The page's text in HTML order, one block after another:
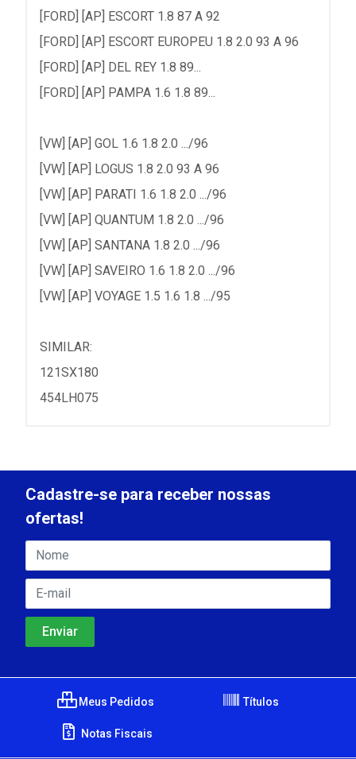
[FORD] [AP] ESCORT 1.8 87 A 92
[FORD] [AP] ESCORT EUROPEU 1.8 2.0 93 A 96
[FORD] [AP] DEL REY 1.8 89...
[FORD] [AP] PAMPA 1.6 1.8 89...
[VW] [AP] GOL 1.6 1.8 2.0 .../96
[VW] [AP] LOGUS 1.8 2.0 93 A 96
[VW] [AP] PARATI 1.6 1.8 2.0 .../96
[VW] [AP] QUANTUM 1.8 2.0 .../96
[VW] [AP] SANTANA 1.8 2.0 .../96
[VW] [AP] SAVEIRO 1.6 1.8 2.0 .../96
[VW] [AP] VOYAGE 1.5 1.6 1.8 .../95
SIMILAR:
121SX180
454LH075
Cadastre-se para receber nossas
ofertas!
Meus Pedidos Títulos
Notas Fiscais